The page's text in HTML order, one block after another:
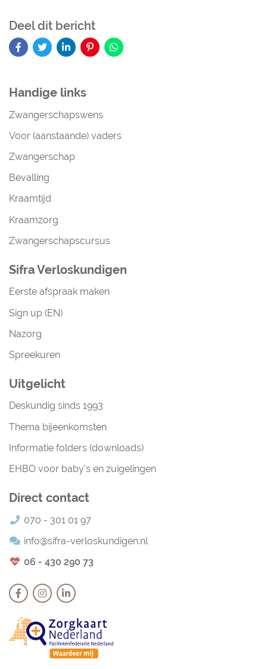
Deel dit bericht
Handige links
Zwangerschapswens
Voor (aanstaande) vaders
Zwangerschap
Bevalling
Kraamtijd
Kraamzorg
Zwangerschapscursus
Sifra Verloskundigen
Eerste afspraak maken
Sign up (EN)
Nazorg
Spreekuren
Uitgelicht
Deskundig sinds 1993
Thema bijeenkomsten
Informatie folders (downloads)
EHBO voor baby's en zuigelingen
Direct contact
070 - 301 01 97
info@sifra-verloskundigen.nl
06 - 430 290 73